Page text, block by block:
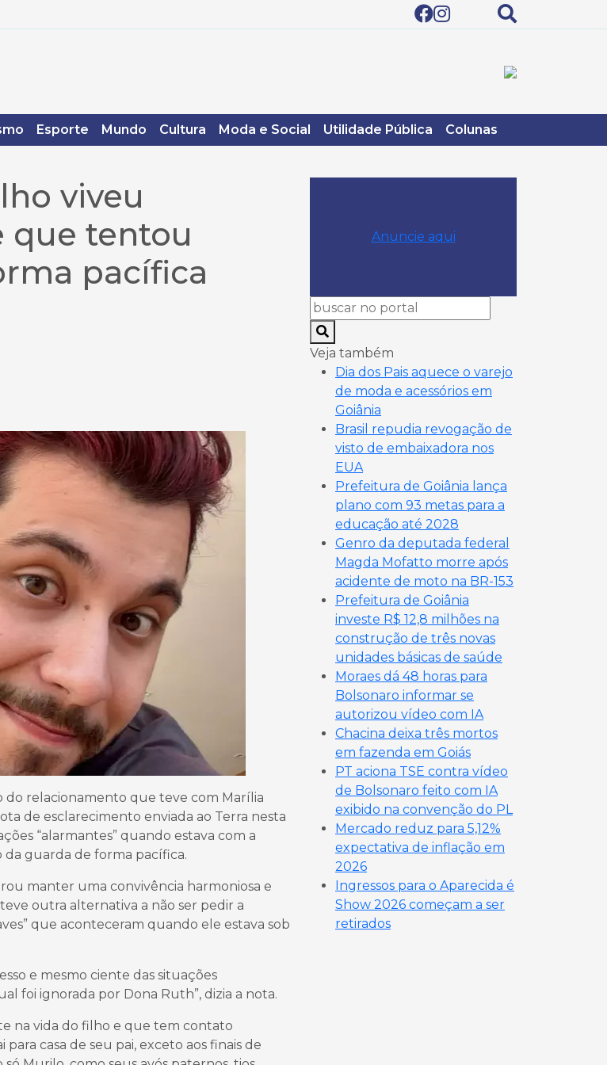
Esporte Mundo Cultura Moda e Social Utilidade Pública Colunas
viveu
que tentou
pacífica
do relacionamento que teve com Marília
de esclarecimento enviada ao Terra nesta
“alarmantes” quando estava com a
guarda de forma pacífica.
manter uma convivência harmoniosa e
outra alternativa a não ser pedir a
que aconteceram quando ele estava sob
e mesmo ciente das situações
foi ignorada por Dona Ruth”, dizia a nota.
na vida do filho e que tem contato
casa de seu pai, exceto aos finais de
Anuncie aqui
Veja também
Dia dos Pais aquece o varejo
de moda e acessórios em
Goiânia
Brasil repudia revogação de
visto de embaixadora nos
EUA
Prefeitura de Goiânia lança
plano com 93 metas para a
educação até 2028
Genro da deputada federal
Magda Mofatto morre após
acidente de moto na BR-153
Prefeitura de Goiânia
investe R$ 12,8 milhões na
construção de três novas
unidades básicas de saúde
Moraes dá 48 horas para
Bolsonaro informar se
autorizou vídeo com IA
Chacina deixa três mortos
em fazenda em Goiás
PT aciona TSE contra vídeo
de Bolsonaro feito com IA
exibido na convenção do PL
Mercado reduz para 5,12%
expectativa de inflação em
2026
Ingressos para o Aparecida é
Show 2026 começam a ser
retirados